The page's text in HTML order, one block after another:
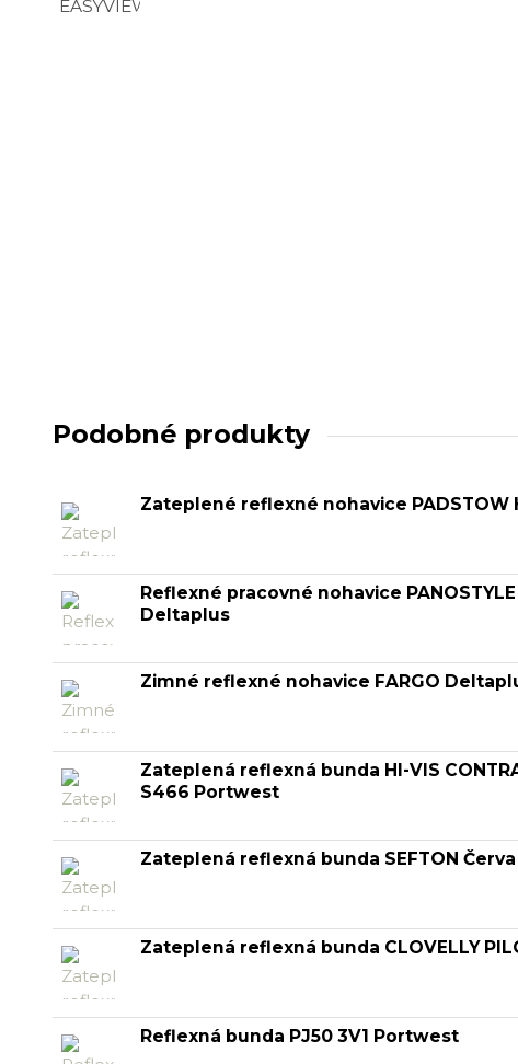
Podobné produkty
Zateplené reflexné nohavice PADSTOW
Reflexné pracovné nohavice PANOSTYLE
Deltaplus
Zimné reflexné nohavice FARGO
Zateplená reflexná bunda HI-VIS
S466 Portwest
Zateplená reflexná bunda SEFTON Červa
Zateplená reflexná bunda CLOVELLY
Reflexná bunda PJ50 3V1 Portwest